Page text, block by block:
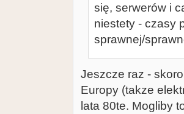
się, serwerów i
niestety - czasy
sprawnej/
Jeszcze raz -
Europy (takze
lata 80te. Mogliby